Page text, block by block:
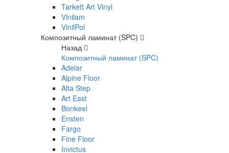
Tarkett Art Vinyl
Vinilam
VinilPol
Композитный ламинат (SPC)
Назад
Композитный ламинат (SPC)
Adelar
Alpine Floor
Alta Step
Art East
Bonkeel
Ensten
Fargo
Fine Floor
Invictus